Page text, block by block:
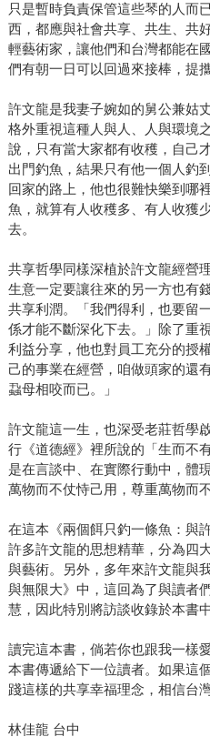
只是暫時負責保管這些琴的人而
西，都應與社會共享、共生、共
輕藝術家，讓他們和台灣都能在
們有朝一日可以回過來接棒，提
許文龍是我妻子婉如的舅公兼姑
格外重視這種人與人、人與環境
說，只有當大家都有收穫，自己
出門釣魚，結果只有他一個人釣
回家的路上，他也很難快樂到哪
魚，就算有人收穫多、有人收獲
去。
共享哲學同樣深植於許文龍經營
生意一定要讓往來的另一方也有
共享利潤。「我們得利，也要留
係才能不斷深化下去。」除了重
利益分享，他也對員工充分的授
己的事業在經營，咱做頭家的還
蝨母相咬而已。」
許文龍這一生，也深受老莊哲學
行《道德經》裡所說的「生而不
是在言談中、在實際行動中，體
萬物而不仗恃己用，尊重萬物而
在這本《兩個餌只釣一條魚：與
許多許文龍的思想精華，分為四
與藝術。另外，多年來許文龍與
與無限大》中，這回為了與讀者
慧，因此特別將訪談收錄於本書中
讀完這本書，倘若你也跟我一樣
本書傳遞給下一位讀者。如果這
踐這樣的共享幸福理念，相信台
林佳龍 台中